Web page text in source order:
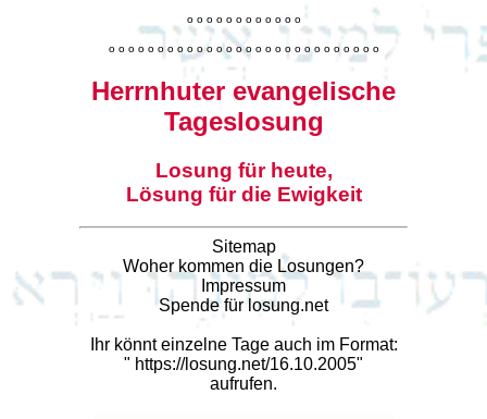
o o o o o o o o o o o o
o o o o o o o o o o o o o o o o o o o o o o o o o o o o
Herrnhuter evangelische
Tageslosung
Losung für heute,
Lösung für die Ewigkeit
Sitemap
Woher kommen die Losungen?
Impressum
Spende für losung.net
Ihr könnt einzelne Tage auch im Format:
" https://losung.net/16.10.2005"
aufrufen.